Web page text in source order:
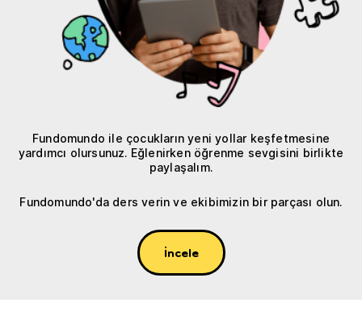
Fundomundo ile çocukların yeni yollar keşfetmesine
yardımcı olursunuz. Eğlenirken öğrenme sevgisini birlikte
paylaşalım.
Fundomundo'da ders verin ve ekibimizin bir parçası olun.
İncele